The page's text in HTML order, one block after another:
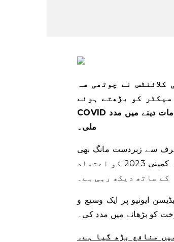
نے چوتھی سہ
کو بڑھتے ہوئے
COVID انفیکشن سے متاثر ہوا، جس سے اسے فروخت اور مارجن کی پیش گوئیوں کو مات دینے میں مدد
ملی۔
سے زبردست مانگ بھی
دیکھی، ایگزیکٹو چیئرمین ایکسل ڈوماس نے جمعہ کو کہا، انہوں نے مزید کہا کہ کمپنی 2023 کو اعتماد
کے ساتھ دیکھ رہی ہے۔
ایونیو پر ایک وسیع و
کو بڑھانے میں مدد کی۔
منافع بڑھ گیا ہے۔